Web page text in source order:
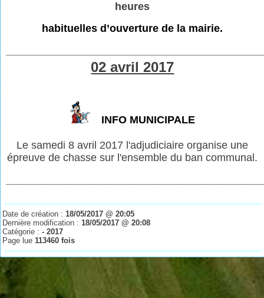
heures
habituelles d’ouverture de la mairie.
02 avril 2017
INFO MUNICIPALE
Le samedi 8 avril 2017 l'adjudiciaire organise une
épreuve de chasse sur l'ensemble du ban communal.
Date de création : 18/05/2017 @ 20:05
Dernière modification : 18/05/2017 @ 20:08
Catégorie :- 2017
Page lue 113460 fois